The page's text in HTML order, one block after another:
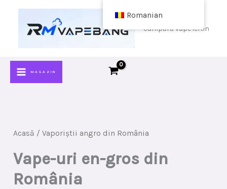
conținut
cumpără vape ieftin
MAGAZIN
Acasă / Vaporiștii angro din România
Vape-uri en-gros din
România
Romanian